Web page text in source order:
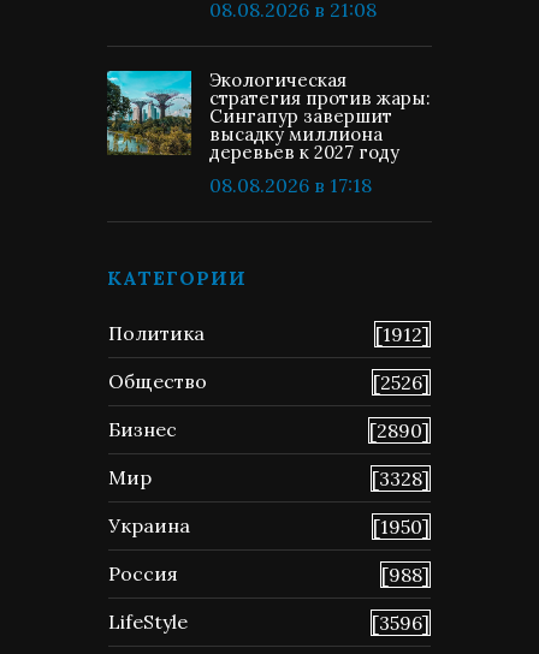
08.08.2026 в 21:08
Экологическая
стратегия против жары:
Сингапур завершит
высадку миллиона
деревьев к 2027 году
08.08.2026 в 17:18
КАТЕГОРИИ
Политика
[1912]
Общество
[2526]
Бизнес
[2890]
Мир
[3328]
Украина
[1950]
Россия
[988]
LifeStyle
[3596]